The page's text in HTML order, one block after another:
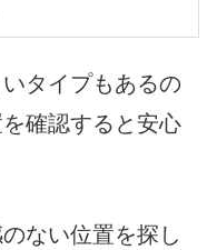
タイプもあるの
確認すると安心
ない位置を探し